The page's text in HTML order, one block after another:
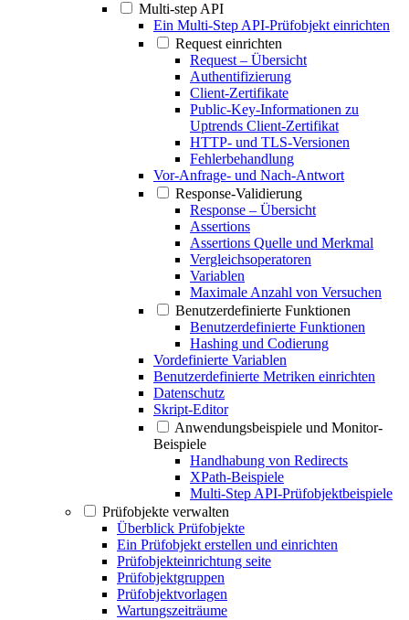
Multi-step API
Ein Multi-Step API-Prüfobjekt einrichten
Request einrichten
Request – Übersicht
Authentifizierung
Client-Zertifikate
Public-Key-Informationen zu
Uptrends Client-Zertifikat
HTTP- und TLS-Versionen
Fehlerbehandlung
Vor-Anfrage- und Nach-Antwort
Response-Validierung
Response – Übersicht
Assertions
Assertions Quelle und Merkmal
Vergleichsoperatoren
Variablen
Maximale Anzahl von Versuchen
Benutzerdefinierte Funktionen
Benutzerdefinierte Funktionen
Hashing und Codierung
Vordefinierte Variablen
Benutzerdefinierte Metriken einrichten
Datenschutz
Skript-Editor
Anwendungsbeispiele und Monitor-
Beispiele
Handhabung von Redirects
XPath-Beispiele
Multi-Step API-Prüfobjektbeispiele
Prüfobjekte verwalten
Überblick Prüfobjekte
Ein Prüfobjekt erstellen und einrichten
Prüfobjekteinrichtung seite
Prüfobjektgruppen
Prüfobjektvorlagen
Wartungszeiträume